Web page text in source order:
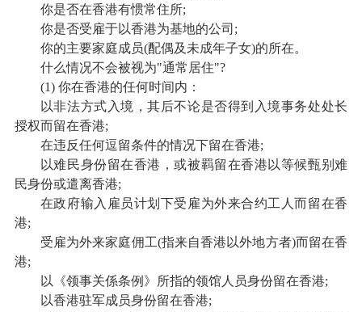
你是否在香港有惯常住所;
你是否受雇于以香港为基地的公司;
你的主要家庭成员(配偶及未成年子女)的所在。
什么情况不会被视为"通常居住"?
(1) 你在香港的任何时间内：
以非法方式入境，其后不论是否得到入境事务处处长
授权而留在香港;
在违反任何逗留条件的情况下留在香港;
以难民身份留在香港，或被羁留在香港以等候甄别难
民身份或遣离香港;
在政府输入雇员计划下受雇为外来合约工人而留在香
港;
受雇为外来家庭佣工(指来自香港以外地方者)而留在香
港;
以《领事关係条例》所指的领馆人员身份留在香港;
以香港驻军成员身份留在香港;